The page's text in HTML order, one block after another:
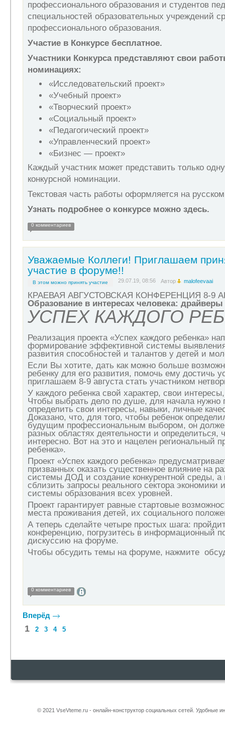
профессионального образования и студентов
специальностей образовательных учреждений
профессионального образования.
Участие в Конкурсе бесплатное.
Участники Конкурса представляют свои
номинациях:
«Исследовательский проект»
«Учебный проект»
«Творческий проект»
«Социальный проект»
«Педагогический проект»
«Управленческий проект»
«Бизнес — проект»
Каждый участник может представить только
конкурсной номинации.
Текстовая часть работы оформляется на
Узнать подробнее о конкурсе можно здесь.
0 комментариев
Уважаемые Коллеги! Приглашаем
участие в форуме!!
В этом можно принять участие 29.07.19, 08:56 Автор malofeevaai
КРАЕВАЯ АВГУСТОВСКАЯ КОНФЕРЕНЦИЯ 8-9
Образование в интересах человека:
УСПЕХ КАЖДОГО
Реализация проекта «Успех каждого ребенка»
формирование эффективной системы
развития способностей и талантов у детей и
Если Вы хотите, дать как можно больше
ребенку для его развития, помочь ему достичь
приглашаем 8-9 августа стать участником
У каждого ребенка свой характер, свои
Чтобы выбрать дело по душе, для начала нужно
определить свои интересы, навыки, личные
Доказано, что, для того, чтобы ребенок
будущим профессиональным выбором, он
разных областях деятельности и определиться,
интересно. Вот на это и нацелен региональный
ребенка».
Проект «Успех каждого ребенка»
призванных оказать существенное влияние на
системы ДОД и создание конкурентной среды, а
сблизить запросы реального сектора экономики
системы образования всех уровней.
Проект гарантирует равные стартовые
места проживания детей, их социального
А теперь сделайте четыре простых шага:
конференцию, погрузитесь в информационный
дискуссию на форуме.
Чтобы обсудить темы на форуме, нажмите
0 комментариев
Вперёд
1 2 3 4 5
© 2021 VseVteme.ru - онлайн-конструктор социальных сетей. Удобные